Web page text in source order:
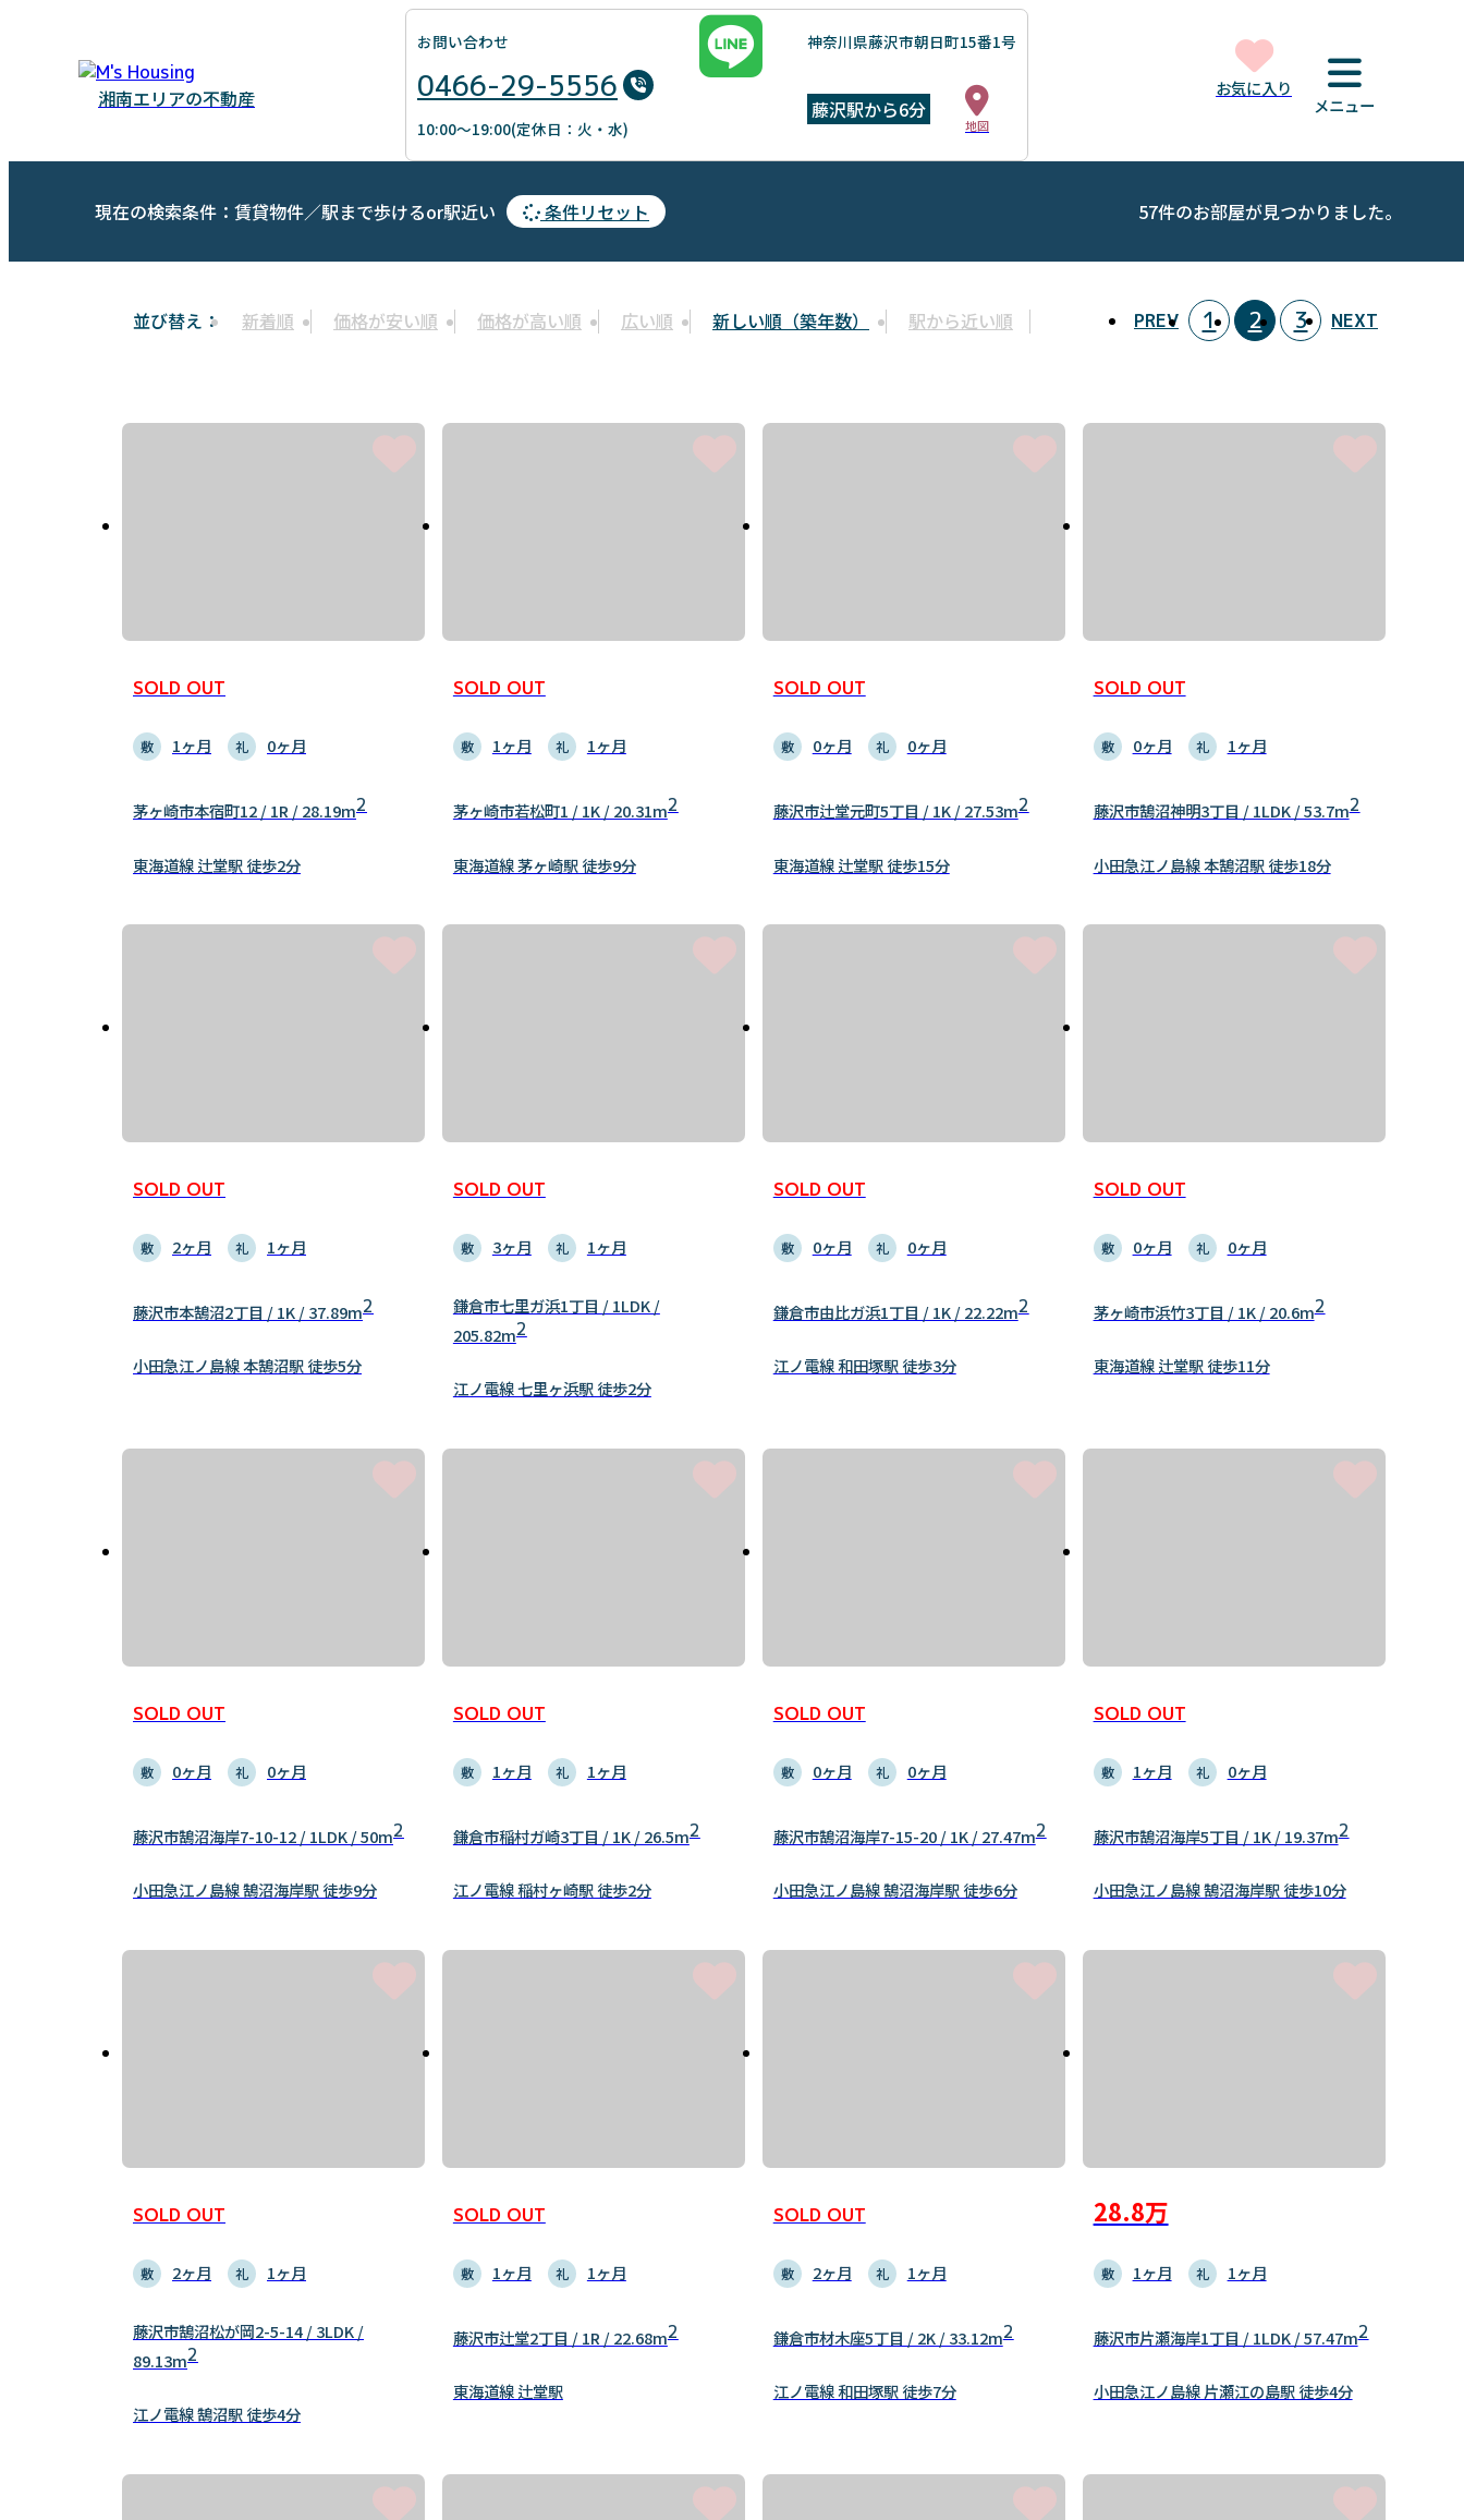
湘南エリアの不動産
お問い合わせ
0466-29-5556
10:00～19:00(定休日：火・水)
神奈川県藤沢市朝日町15番1号
藤沢駅から6分
地図
お気に入り
メニュー
現在の検索条件：賃貸物件／駅まで歩けるor駅近い 条件リセット 57件のお部屋が見つかりました。
並び替え： 新着順 価格が安い順 価格が高い順 広い順 新しい順（築年数） 駅から近い順 PREV 1 2 3 NEXT
SOLD OUT
敷 1ヶ月 礼 0ヶ月
茅ヶ崎市本宿町12 / 1R / 28.19m2
東海道線 辻堂駅 徒歩2分
SOLD OUT
敷 1ヶ月 礼 1ヶ月
茅ヶ崎市若松町1 / 1K / 20.31m2
東海道線 茅ヶ崎駅 徒歩9分
SOLD OUT
敷 0ヶ月 礼 0ヶ月
藤沢市辻堂元町5丁目 / 1K / 27.53m2
東海道線 辻堂駅 徒歩15分
SOLD OUT
敷 0ヶ月 礼 1ヶ月
藤沢市鵠沼神明3丁目 / 1LDK / 53.7m2
小田急江ノ島線 本鵠沼駅 徒歩18分
SOLD OUT
敷 2ヶ月 礼 1ヶ月
藤沢市本鵠沼2丁目 / 1K / 37.89m2
小田急江ノ島線 本鵠沼駅 徒歩5分
SOLD OUT
敷 3ヶ月 礼 1ヶ月
鎌倉市七里ガ浜1丁目 / 1LDK /
205.82m2
江ノ電線 七里ヶ浜駅 徒歩2分
SOLD OUT
敷 0ヶ月 礼 0ヶ月
鎌倉市由比ガ浜1丁目 / 1K / 22.22m2
江ノ電線 和田塚駅 徒歩3分
SOLD OUT
敷 0ヶ月 礼 0ヶ月
茅ヶ崎市浜竹3丁目 / 1K / 20.6m2
東海道線 辻堂駅 徒歩11分
SOLD OUT
敷 0ヶ月 礼 0ヶ月
藤沢市鵠沼海岸7-10-12 / 1LDK / 50m2
小田急江ノ島線 鵠沼海岸駅 徒歩9分
SOLD OUT
敷 1ヶ月 礼 1ヶ月
鎌倉市稲村ガ崎3丁目 / 1K / 26.5m2
江ノ電線 稲村ヶ崎駅 徒歩2分
SOLD OUT
敷 0ヶ月 礼 0ヶ月
藤沢市鵠沼海岸7-15-20 / 1K / 27.47m2
小田急江ノ島線 鵠沼海岸駅 徒歩6分
SOLD OUT
敷 1ヶ月 礼 0ヶ月
藤沢市鵠沼海岸5丁目 / 1K / 19.37m2
小田急江ノ島線 鵠沼海岸駅 徒歩10分
SOLD OUT
敷 2ヶ月 礼 1ヶ月
藤沢市鵠沼松が岡2-5-14 / 3LDK /
89.13m2
江ノ電線 鵠沼駅 徒歩4分
SOLD OUT
敷 1ヶ月 礼 1ヶ月
藤沢市辻堂2丁目 / 1R / 22.68m2
東海道線 辻堂駅
SOLD OUT
敷 2ヶ月 礼 1ヶ月
鎌倉市材木座5丁目 / 2K / 33.12m2
江ノ電線 和田塚駅 徒歩7分
28.8万
敷 1ヶ月 礼 1ヶ月
藤沢市片瀬海岸1丁目 / 1LDK / 57.47m2
小田急江ノ島線 片瀬江の島駅 徒歩4分